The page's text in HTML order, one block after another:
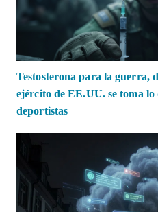
Testosterona para la guerra,
ejército de EE.UU. se toma
deportistas